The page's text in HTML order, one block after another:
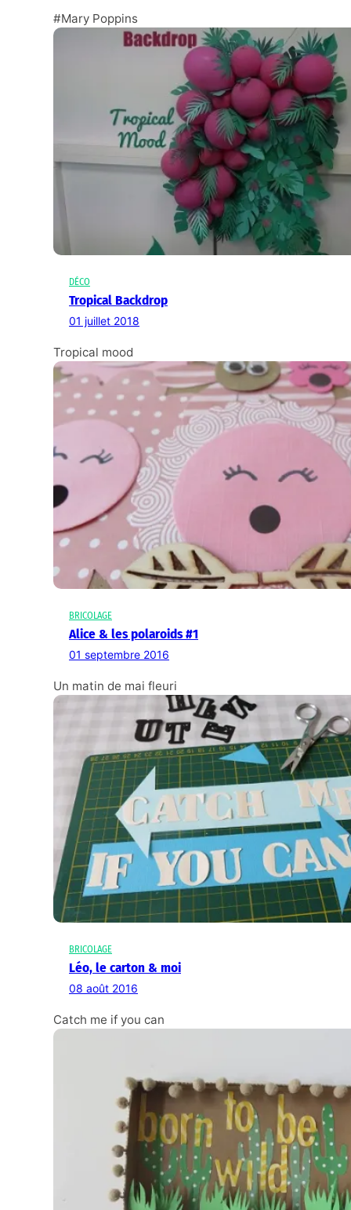
#Mary Poppins
DÉCO
Tropical Backdrop
01 juillet 2018
Tropical mood
BRICOLAGE
Alice & les polaroids #1
01 septembre 2016
Un matin de mai fleuri
BRICOLAGE
Léo, le carton & moi
08 août 2016
Catch me if you can